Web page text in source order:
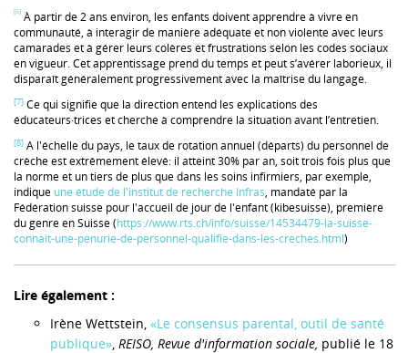
[6] À partir de 2 ans environ, les enfants doivent apprendre à vivre en
communauté, à interagir de manière adéquate et non violente avec leurs
camarades et à gérer leurs colères et frustrations selon les codes sociaux
en vigueur. Cet apprentissage prend du temps et peut s’avérer laborieux, il
disparaît généralement progressivement avec la maîtrise du langage.
[7] Ce qui signifie que la direction entend les explications des
éducateurs·trices et cherche à comprendre la situation avant l’entretien.
[8] A l'échelle du pays, le taux de rotation annuel (départs) du personnel de
crèche est extrêmement élevé: il atteint 30% par an, soit trois fois plus que
la norme et un tiers de plus que dans les soins infirmiers, par exemple,
indique une étude de l'institut de recherche Infras, mandaté par la
Fédération suisse pour l'accueil de jour de l'enfant (kibesuisse), première
du genre en Suisse (https://www.rts.ch/info/suisse/14534479-la-suisse-
connait-une-penurie-de-personnel-qualifie-dans-les-creches.html)
Lire également :
Irène Wettstein, «Le consensus parental, outil de santé
publique», REISO, Revue d'information sociale, publié le 18